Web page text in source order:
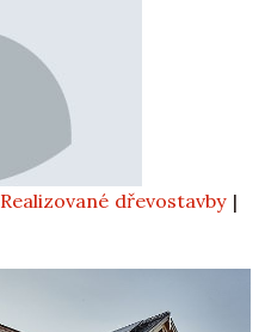
Realizované dřevostavby |